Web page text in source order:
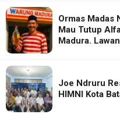
Ormas Madas
Mau Tutup
Madura.
Joe Ndruru
HIMNI Kota